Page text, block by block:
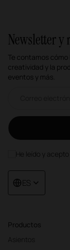
Productos
Asientos
Newsletter y
Te contamos
creatividad y la
eventos y más.
He leído y acepto
ES